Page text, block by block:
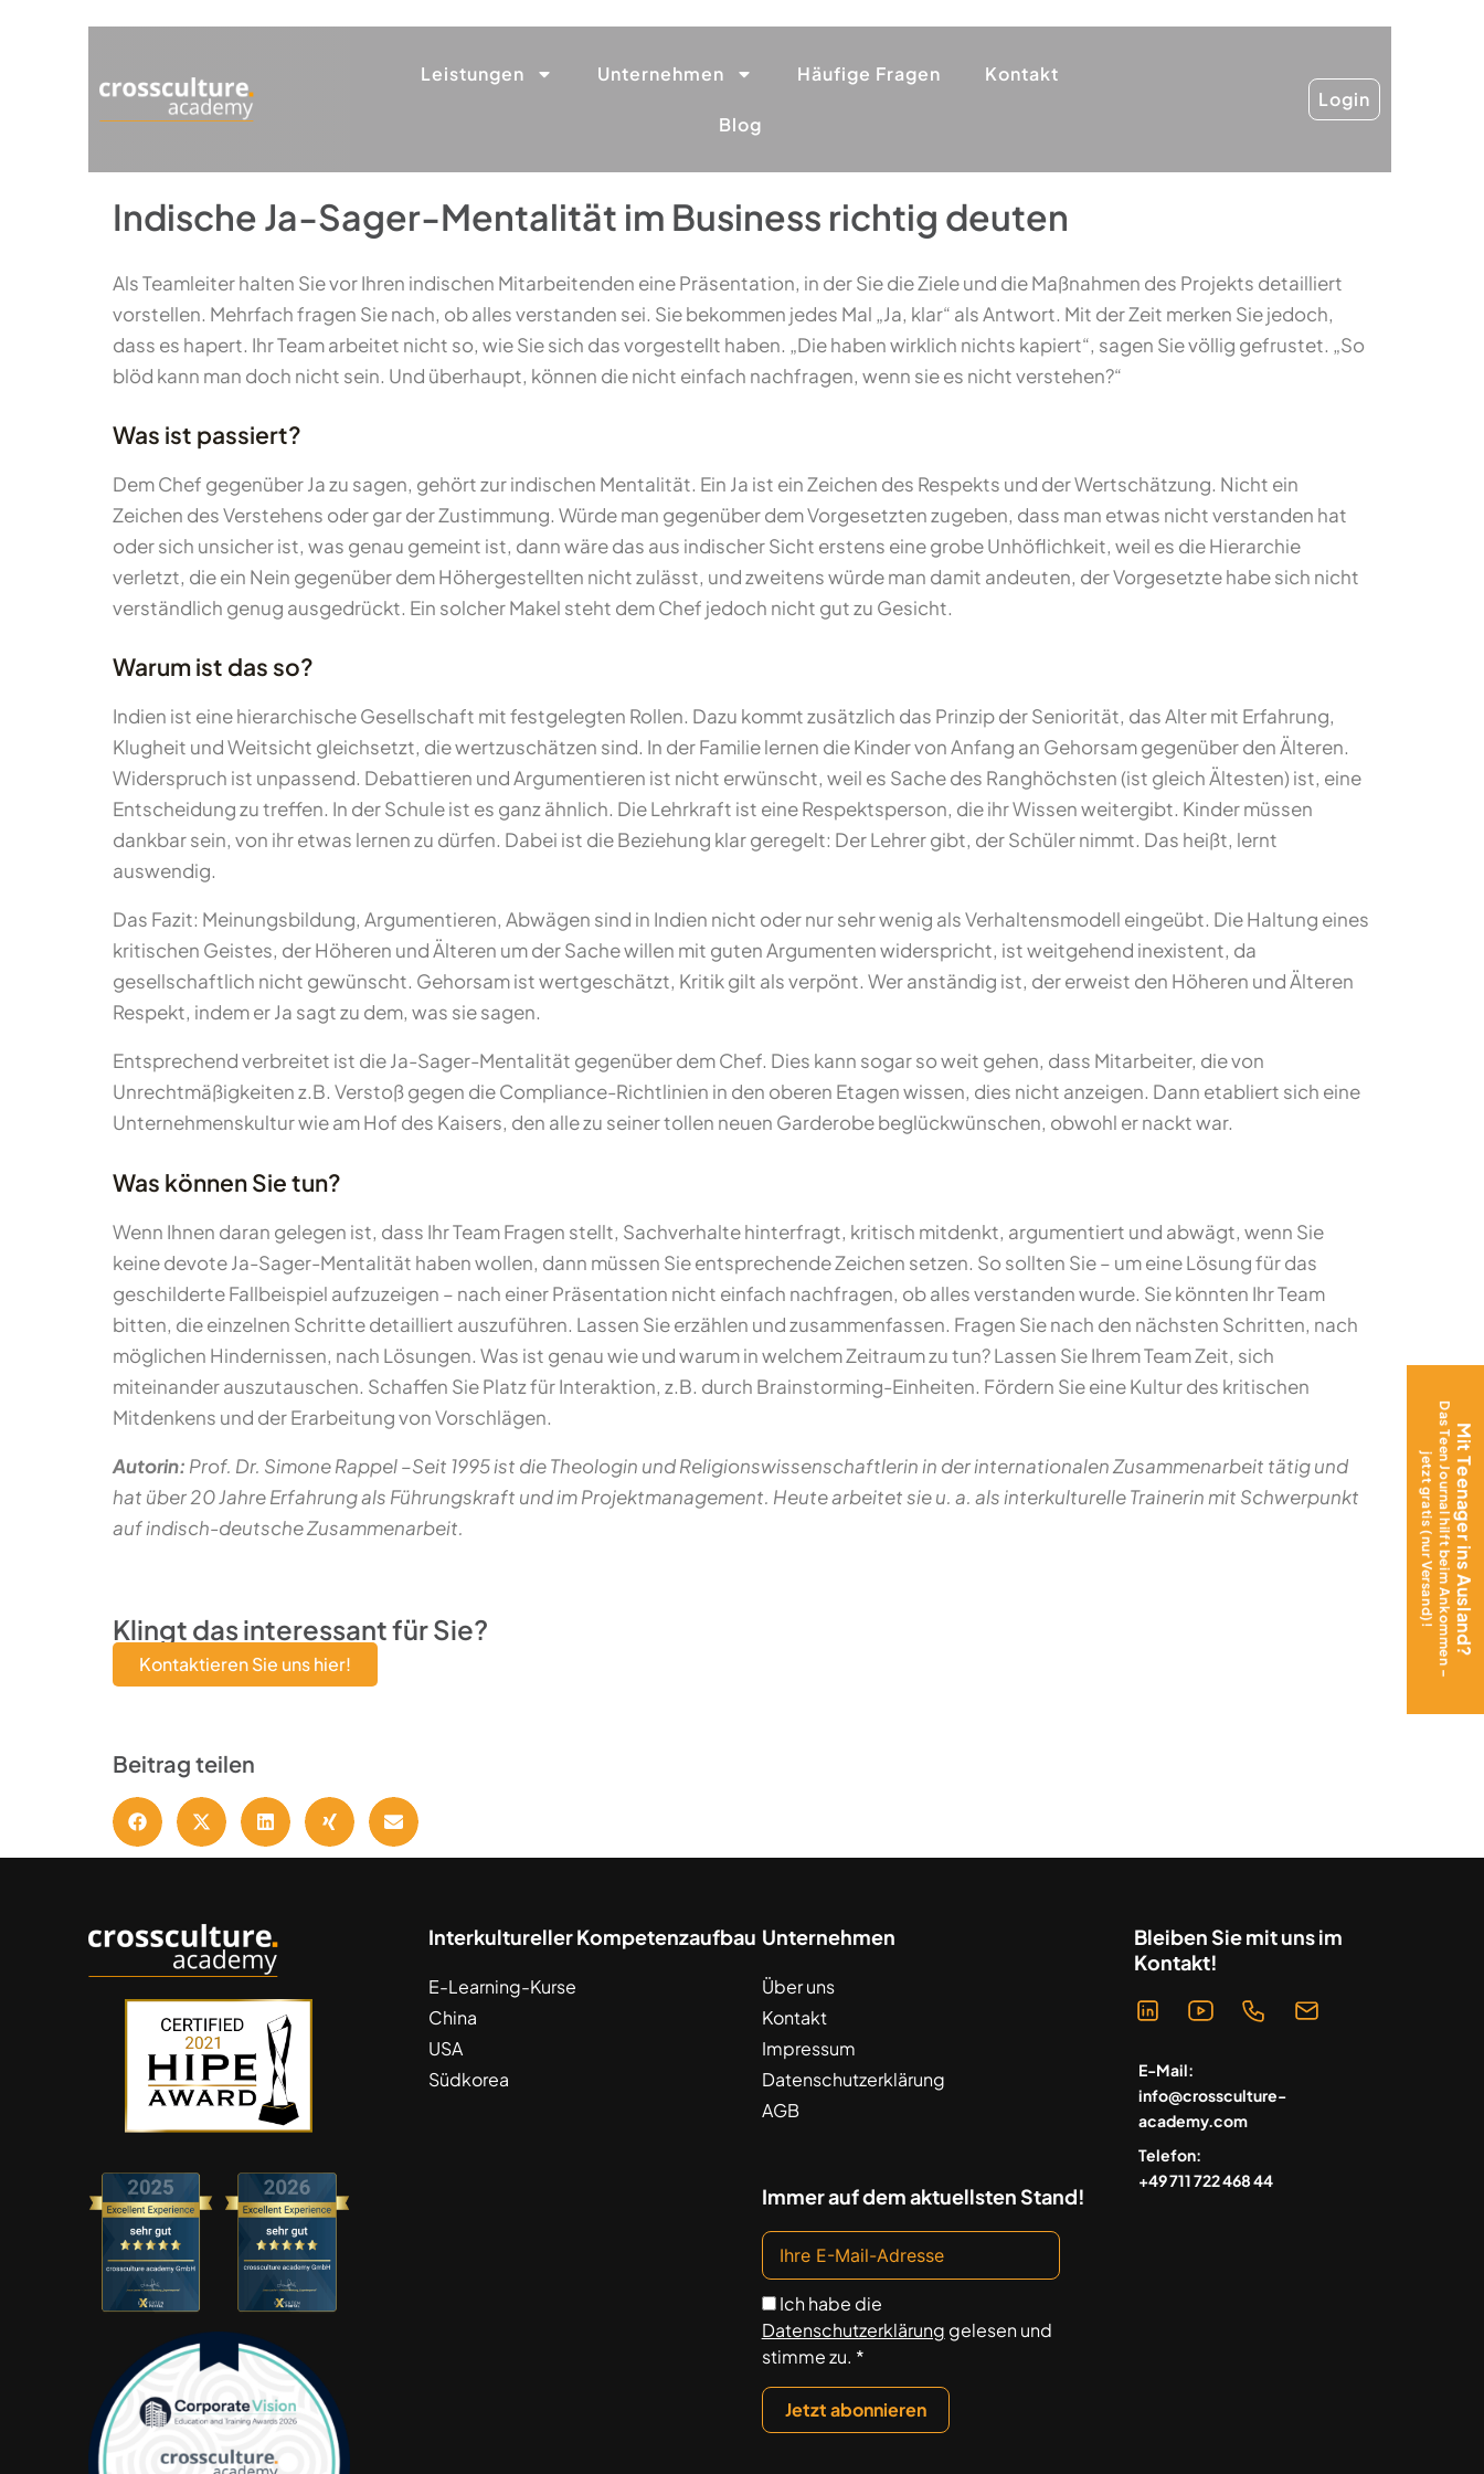
Leistungen Unternehmen Häufige Fragen Kontakt
Blog
Login
Indische Ja-Sager-Mentalität im Business richtig deuten
Als Teamleiter halten Sie vor Ihren indischen Mitarbeitenden eine Präsentation, in der Sie die Ziele und die Maßnahmen des Projekts detailliert
vorstellen. Mehrfach fragen Sie nach, ob alles verstanden sei. Sie bekommen jedes Mal „Ja, klar“ als Antwort. Mit der Zeit merken Sie jedoch,
dass es hapert. Ihr Team arbeitet nicht so, wie Sie sich das vorgestellt haben. „Die haben wirklich nichts kapiert“, sagen Sie völlig gefrustet. „So
blöd kann man doch nicht sein. Und überhaupt, können die nicht einfach nachfragen, wenn sie es nicht verstehen?“
Was ist passiert?
Dem Chef gegenüber Ja zu sagen, gehört zur indischen Mentalität. Ein Ja ist ein Zeichen des Respekts und der Wertschätzung. Nicht ein
Zeichen des Verstehens oder gar der Zustimmung. Würde man gegenüber dem Vorgesetzten zugeben, dass man etwas nicht verstanden hat
oder sich unsicher ist, was genau gemeint ist, dann wäre das aus indischer Sicht erstens eine grobe Unhöflichkeit, weil es die Hierarchie
verletzt, die ein Nein gegenüber dem Höhergestellten nicht zulässt, und zweitens würde man damit andeuten, der Vorgesetzte habe sich nicht
verständlich genug ausgedrückt. Ein solcher Makel steht dem Chef jedoch nicht gut zu Gesicht.
Warum ist das so?
Indien ist eine hierarchische Gesellschaft mit festgelegten Rollen. Dazu kommt zusätzlich das Prinzip der Seniorität, das Alter mit Erfahrung,
Klugheit und Weitsicht gleichsetzt, die wertzuschätzen sind. In der Familie lernen die Kinder von Anfang an Gehorsam gegenüber den Älteren.
Widerspruch ist unpassend. Debattieren und Argumentieren ist nicht erwünscht, weil es Sache des Ranghöchsten (ist gleich Ältesten) ist, eine
Entscheidung zu treffen. In der Schule ist es ganz ähnlich. Die Lehrkraft ist eine Respektsperson, die ihr Wissen weitergibt. Kinder müssen
dankbar sein, von ihr etwas lernen zu dürfen. Dabei ist die Beziehung klar geregelt: Der Lehrer gibt, der Schüler nimmt. Das heißt, lernt
auswendig.
Das Fazit: Meinungsbildung, Argumentieren, Abwägen sind in Indien nicht oder nur sehr wenig als Verhaltensmodell eingeübt. Die Haltung eines
kritischen Geistes, der Höheren und Älteren um der Sache willen mit guten Argumenten widerspricht, ist weitgehend inexistent, da
gesellschaftlich nicht gewünscht. Gehorsam ist wertgeschätzt, Kritik gilt als verpönt. Wer anständig ist, der erweist den Höheren und Älteren
Respekt, indem er Ja sagt zu dem, was sie sagen.
Entsprechend verbreitet ist die Ja-Sager-Mentalität gegenüber dem Chef. Dies kann sogar so weit gehen, dass Mitarbeiter, die von
Unrechtmäßigkeiten z.B. Verstoß gegen die Compliance-Richtlinien in den oberen Etagen wissen, dies nicht anzeigen. Dann etabliert sich eine
Unternehmenskultur wie am Hof des Kaisers, den alle zu seiner tollen neuen Garderobe beglückwünschen, obwohl er nackt war.
Was können Sie tun?
Wenn Ihnen daran gelegen ist, dass Ihr Team Fragen stellt, Sachverhalte hinterfragt, kritisch mitdenkt, argumentiert und abwägt, wenn Sie
keine devote Ja-Sager-Mentalität haben wollen, dann müssen Sie entsprechende Zeichen setzen. So sollten Sie – um eine Lösung für das
geschilderte Fallbeispiel aufzuzeigen – nach einer Präsentation nicht einfach nachfragen, ob alles verstanden wurde. Sie könnten Ihr Team
bitten, die einzelnen Schritte detailliert auszuführen. Lassen Sie erzählen und zusammenfassen. Fragen Sie nach den nächsten Schritten, nach
möglichen Hindernissen, nach Lösungen. Was ist genau wie und warum in welchem Zeitraum zu tun? Lassen Sie Ihrem Team Zeit, sich
miteinander auszutauschen. Schaffen Sie Platz für Interaktion, z.B. durch Brainstorming-Einheiten. Fördern Sie eine Kultur des kritischen
Mitdenkens und der Erarbeitung von Vorschlägen.
Autorin: Prof. Dr. Simone Rappel –Seit 1995 ist die Theologin und Religionswissenschaftlerin in der internationalen Zusammenarbeit tätig und
hat über 20 Jahre Erfahrung als Führungskraft und im Projektmanagement. Heute arbeitet sie u. a. als interkulturelle Trainerin mit Schwerpunkt
auf indisch-deutsche Zusammenarbeit.
Klingt das interessant für Sie?
Kontaktieren Sie uns hier!
Beitrag teilen
Mit Teenager ins Ausland?
Das Teen Journal hilft beim Ankommen –
jetzt gratis (nur Versand)!
Interkultureller Kompetenzaufbau
E-Learning-Kurse
China
USA
Südkorea
Unternehmen
Über uns
Kontakt
Impressum
Datenschutzerklärung
AGB
Immer auf dem aktuellsten Stand!
Ich habe die
Datenschutzerklärung gelesen und
stimme zu. *
Jetzt abonnieren
Bleiben Sie mit uns im
Kontakt!
E-Mail:
info@crossculture-
academy.com
Telefon:
+49 711 722 468 44